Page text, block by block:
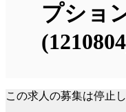
プショ
この求人の募集は停止